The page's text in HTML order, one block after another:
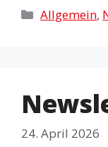
Kategorien
Allgemein,
24. April 2026